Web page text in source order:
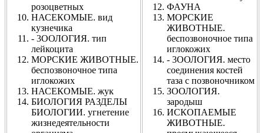
розоцветных
НАСЕКОМЫЕ. вид
кузнечика
- 3ООЛОГИЯ. тип
лейкоцита
МОРСКИЕ ЖИВОТНЫЕ.
беспозвоночное типа
иглокожих
НАСЕКОМЫЕ. жук
БИОЛОГИЯ РАЗДЕЛЫ
БИОЛОГИИ. угнетение
жизнедеятельности
ФАУНА
МОРСКИЕ
ЖИВОТНЫЕ.
беспозвоночное типа
иглокожих
- 3ООЛОГИЯ. место
соединения костей
таза с позвоночником
ЗООЛОГИЯ.
зародыш
ИСКОПАЕМЫЕ
ЖИВОТНЫЕ.